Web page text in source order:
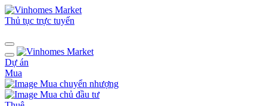
Thủ tục trực tuyến
Dự án
Mua
Mua chuyển nhượng
Mua chủ đầu tư